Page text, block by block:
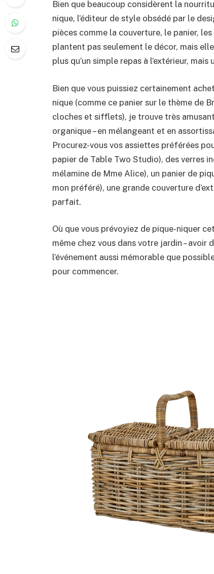
Bien que beaucoup considèrent la
nique, l’éditeur de style obsédé par le
pièces comme la couverture, le panier,
plantent pas seulement le décor, mais
plus qu’un simple repas à l’extérieur,
Bien que vous puissiez certainement
nique (comme ce panier sur le thème de
cloches et sifflets), je trouve très
organique – en mélangeant et en
Procurez-vous vos assiettes préférées
papier de Table Two Studio), des verres
mélamine de Mme Alice), un panier de
mon préféré), une grande couverture
parfait.
Où que vous prévoyiez de pique-niquer
même chez vous dans votre jardin –
l’événement aussi mémorable que
pour commencer.